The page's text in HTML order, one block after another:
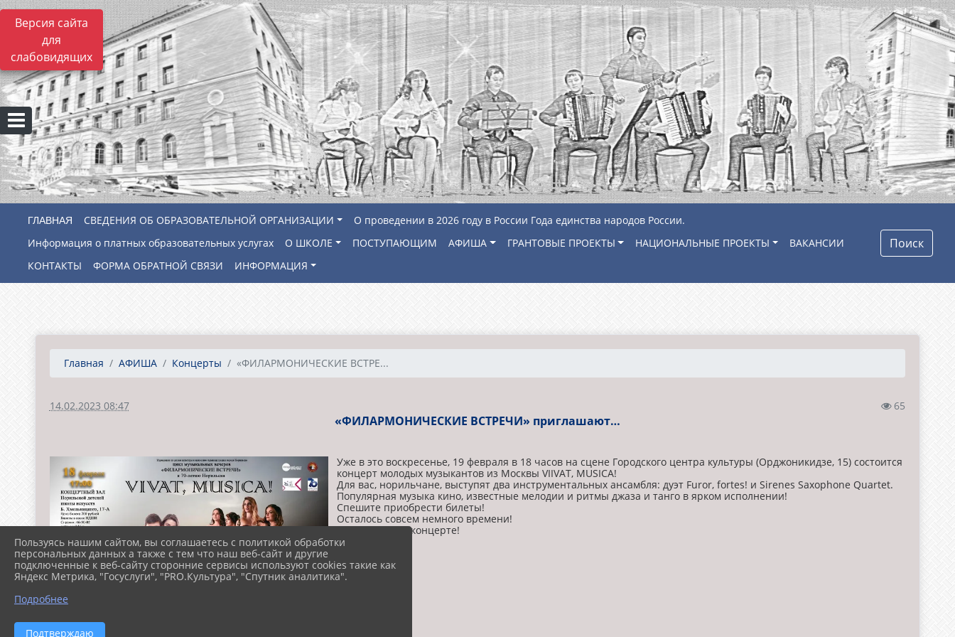
Версия сайта
для
слабовидящих
СВЕДЕНИЯ ОБ ОБРАЗОВАТЕЛЬНОЙ ОРГАНИЗАЦИИ
О проведении в 2026 году в России Года единства народов России.
Информация о платных образовательных услугах
О ШКОЛЕ ПОСТУПАЮЩИМ АФИША ГРАНТОВЫЕ ПРОЕКТЫ НАЦИОНАЛЬНЫЕ ПРОЕКТЫ
ВАКАНСИИ
КОНТАКТЫ
ФОРМА ОБРАТНОЙ СВЯЗИ ИНФОРМАЦИЯ
Поиск
Главная АФИША Концерты «ФИЛАРМОНИЧЕСКИЕ ВСТРЕ...
14.02.2023 08:47 65
«ФИЛАРМОНИЧЕСКИЕ ВСТРЕЧИ» приглашают…
Уже в это воскресенье, 19 февраля в 18 часов на сцене Городского центра культуры (Орджоникидзе, 15) состоится
концерт молодых музыкантов из Москвы VIIVAT, MUSICA!
Для вас, норильчане, выступят два инструментальных ансамбля: дуэт Furor, fortes! и Sirenes Saxophone Quartet.
Популярная музыка кино, известные мелодии и ритмы джаза и танго в ярком исполнении!
Спешите приобрести билеты!
Осталось совсем немного времени!
До встречи на концерте!
Пользуясь нашим сайтом, вы соглашаетесь с политикой обработки
персональных данных а также с тем что наш веб-сайт и другие
подключенные к веб-сайту сторонние сервисы используют cookies такие как
Яндекс Метрика, "Госуслуги", "PRO.Культура", "Спутник аналитика".
Подробнее
Подтверждаю